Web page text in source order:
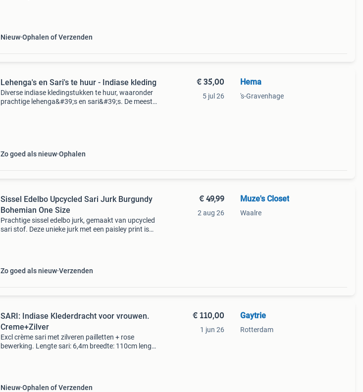
Nieuw Ophalen of Verzenden
Lehenga's en Sari's te huur - Indiase kleding
Diverse indiase kledingstukken te huur, waaronder
prachtige lehenga&#39;s en sari&#39;s. De meeste
Zo goed als nieuw Ophalen
€ 35,00
5 jul 26
Hema
's-Gravenhage
Sissel Edelbo Upcycled Sari Jurk Burgundy
Bohemian One Size
Prachtige sissel edelbo jurk, gemaakt van upcycled
sari stof. Deze unieke jurk met een paisley print is
Zo goed als nieuw Verzenden
€ 49,99
2 aug 26
Muze's Closet
Waalre
SARI: Indiase Klederdracht voor vrouwen.
Creme+Zilver
Excl crème sari met zilveren pailletten + rose
bewerking. Lengte sari: 6,4m breedte: 110cm lengte
Nieuw Ophalen of Verzenden
€ 110,00
1 jun 26
Gaytrie
Rotterdam